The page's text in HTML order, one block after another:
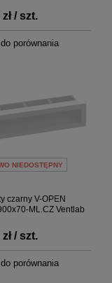
/ szt.
porównania
NIEDOSTĘPNY
czarny V-OPEN
ML.CZ Ventlab
/ szt.
porównania